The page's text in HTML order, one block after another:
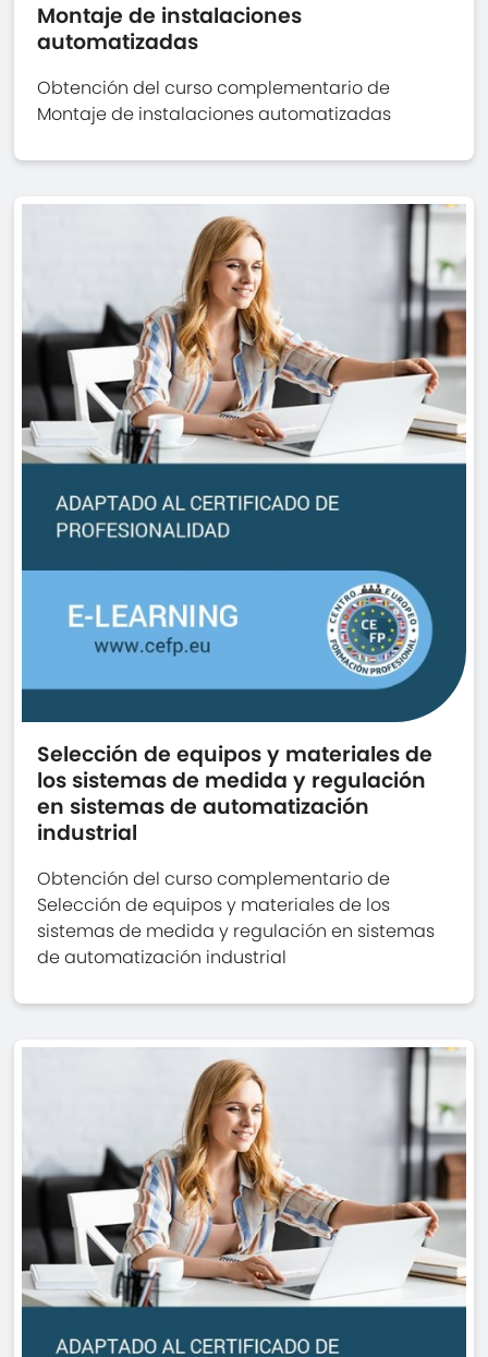
Montaje de instalaciones
automatizadas
Obtención del curso complementario de
Montaje de instalaciones automatizadas
Selección de equipos y materiales de
los sistemas de medida y regulación
en sistemas de automatización
industrial
Obtención del curso complementario de
Selección de equipos y materiales de los
sistemas de medida y regulación en sistemas
de automatización industrial